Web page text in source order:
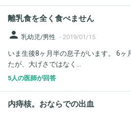
離乳食を全く食べません
person 乳幼児/男性 - 2019/01/15
いま生後8ヶ月半の息子がいます。 6ヶ
たが、大げさではなく...
5人の医師が回答
内痔核。おならでの出血